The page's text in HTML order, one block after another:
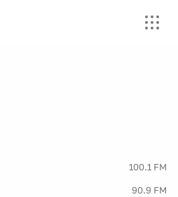
100.1 FM
90.9 FM